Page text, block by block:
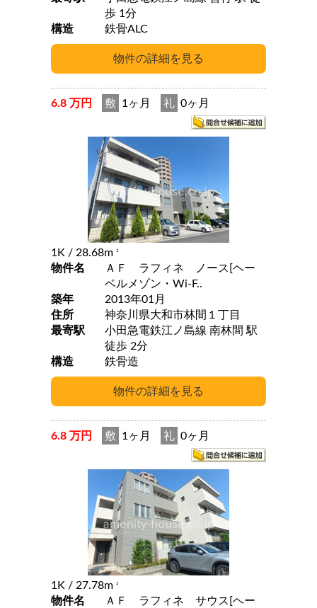
歩 1分
構造
鉄骨ALC
6.8 万円 敷 1ヶ月 礼 0ヶ月
1K / 28.68m 2
物件名
ＡＦ ラフィネ ノース[ヘー
ベルメゾン・Wi-F..
築年
2013年01月
住所
神奈川県大和市林間１丁目
最寄駅
小田急電鉄江ノ島線 南林間 駅
徒歩 2分
構造
鉄骨造
6.8 万円 敷 1ヶ月 礼 0ヶ月
1K / 27.78m 2
物件名
ＡＦ ラフィネ サウス[ヘー